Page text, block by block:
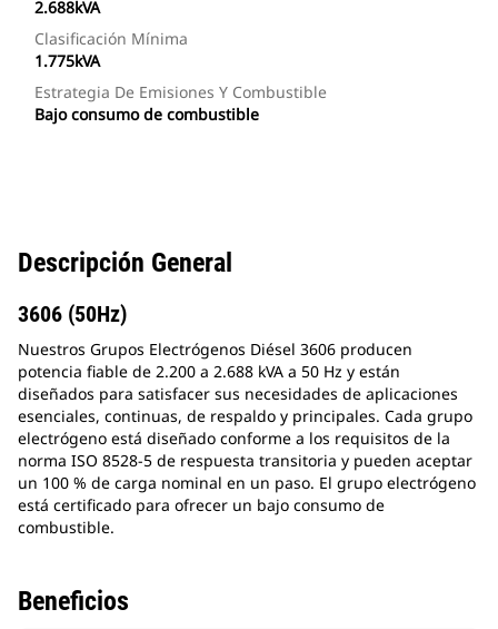
2.688kVA
Clasificación Mínima
1.775kVA
Estrategia De Emisiones Y Combustible
Bajo consumo de combustible
Descripción General
3606 (50Hz)
Nuestros Grupos Electrógenos Diésel 3606 producen
potencia fiable de 2.200 a 2.688 kVA a 50 Hz y están
diseñados para satisfacer sus necesidades de aplicaciones
esenciales, continuas, de respaldo y principales. Cada grupo
electrógeno está diseñado conforme a los requisitos de la
norma ISO 8528-5 de respuesta transitoria y pueden aceptar
un 100 % de carga nominal en un paso. El grupo electrógeno
está certificado para ofrecer un bajo consumo de
combustible.
Beneficios